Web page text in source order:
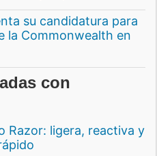
su candidatura para
la Commonwealth en
con
Razor: ligera, reactiva y